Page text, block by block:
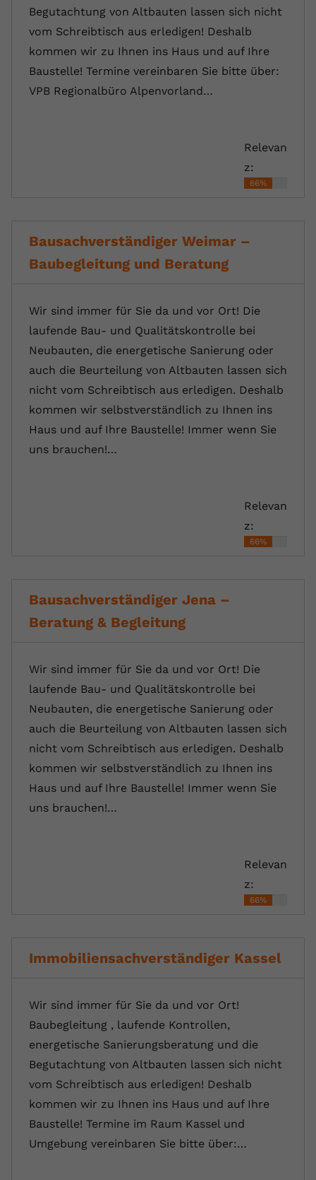
Begutachtung von Altbauten lassen sich nicht
vom Schreibtisch aus erledigen! Deshalb
kommen wir zu Ihnen ins Haus und auf Ihre
Baustelle! Termine vereinbaren Sie bitte über:
VPB Regionalbüro Alpenvorland…
Relevan
z:
66%
Bausachverständiger Weimar –
Baubegleitung und Beratung
Wir sind immer für Sie da und vor Ort! Die
laufende Bau- und Qualitätskontrolle bei
Neubauten, die energetische Sanierung oder
auch die Beurteilung von Altbauten lassen sich
nicht vom Schreibtisch aus erledigen. Deshalb
kommen wir selbstverständlich zu Ihnen ins
Haus und auf Ihre Baustelle! Immer wenn Sie
uns brauchen!…
Relevan
z:
66%
Bausachverständiger Jena –
Beratung & Begleitung
Wir sind immer für Sie da und vor Ort! Die
laufende Bau- und Qualitätskontrolle bei
Neubauten, die energetische Sanierung oder
auch die Beurteilung von Altbauten lassen sich
nicht vom Schreibtisch aus erledigen. Deshalb
kommen wir selbstverständlich zu Ihnen ins
Haus und auf Ihre Baustelle! Immer wenn Sie
uns brauchen!…
Relevan
z:
66%
Immobiliensachverständiger Kassel
Wir sind immer für Sie da und vor Ort!
Baubegleitung , laufende Kontrollen,
energetische Sanierungsberatung und die
Begutachtung von Altbauten lassen sich nicht
vom Schreibtisch aus erledigen! Deshalb
kommen wir zu Ihnen ins Haus und auf Ihre
Baustelle! Termine im Raum Kassel und
Umgebung vereinbaren Sie bitte über:…